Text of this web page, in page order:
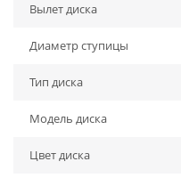
Вылет диска
Диаметр ступицы
Тип диска
Модель диска
Цвет диска